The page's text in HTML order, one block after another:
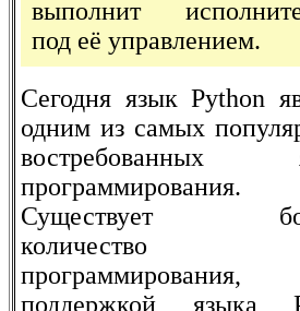
выполнит
под её управлением.
Сегодня язык Python
одним из самых
востребованных
программирования.
Существует
количество
поддержкой языка